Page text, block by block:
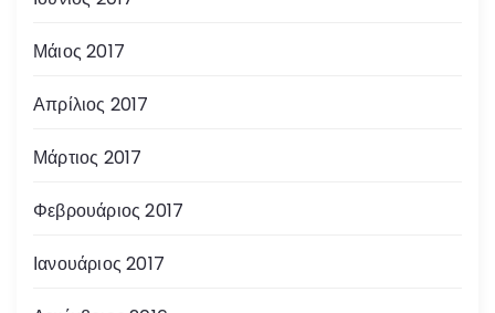
Μάιος 2017
Απρίλιος 2017
Μάρτιος 2017
Φεβρουάριος 2017
Ιανουάριος 2017